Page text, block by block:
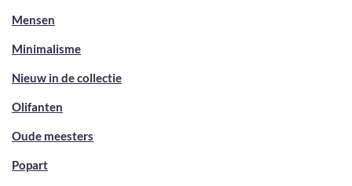
Mensen
Minimalisme
Nieuw in de collectie
Olifanten
Oude meesters
Popart